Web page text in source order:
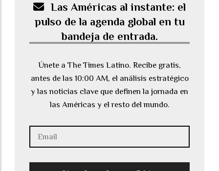
Las Américas al instante: el
pulso de la agenda global en tu
bandeja de entrada.
Únete a The Times Latino. Recibe gratis,
antes de las 10:00 AM, el análisis estratégico
y las noticias clave que definen la jornada en
las Américas y el resto del mundo.